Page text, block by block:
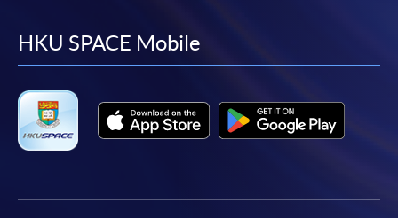
定繳費靈網上密碼。有關如何申請繳費靈戶口及密
碼，請瀏覽繳費靈網址http://www.ppshk.com 。
*信用咭網上繳費服務- 申請人可以 VISA 或
Mastercard（包括「香港大學專業進修學院
*香港大學專業進修學院Mastercard卡持有人如欲享用十個
facebook
youtube
linkedin
HKU SPACE Mobile